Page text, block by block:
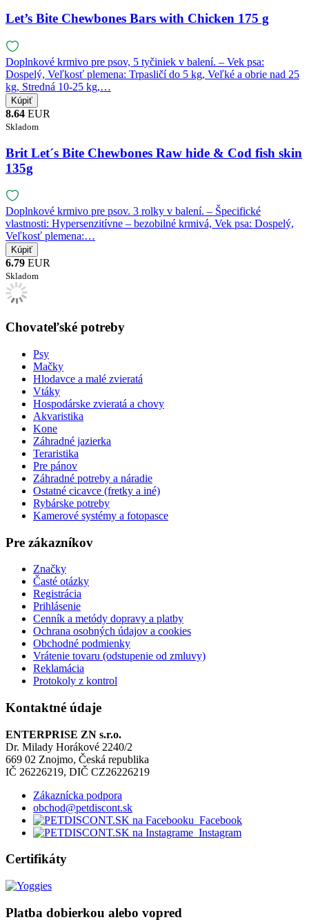
Let’s Bite Chewbones Bars with Chicken 175 g
Doplnkové krmivo pre psov, 5 tyčiniek v balení. – Vek psa:
Dospelý, Veľkosť plemena: Trpasličí do 5 kg, Veľké a obrie nad 25
kg, Stredná 10-25 kg,…
8.64 EUR
Skladom
Brit Let´s Bite Chewbones Raw hide & Cod fish skin
135g
Doplnkové krmivo pre psov. 3 rolky v balení. – Špecifické
vlastnosti: Hypersenzitívne – bezobilné krmivá, Vek psa: Dospelý,
Veľkosť plemena:…
6.79 EUR
Skladom
Chovateľské potreby
Psy
Mačky
Hlodavce a malé zvieratá
Vtáky
Hospodárske zvieratá a chovy
Akvaristika
Kone
Záhradné jazierka
Teraristika
Pre pánov
Záhradné potreby a náradie
Ostatné cicavce (fretky a iné)
Rybárske potreby
Kamerové systémy a fotopasce
Pre zákazníkov
Značky
Časté otázky
Registrácia
Prihlásenie
Cenník a metódy dopravy a platby
Ochrana osobných údajov a cookies
Obchodné podmienky
Vrátenie tovaru (odstupenie od zmluvy)
Reklamácia
Protokoly z kontrol
Kontaktné údaje
ENTERPRISE ZN s.r.o.
Dr. Milady Horákové 2240/2
669 02 Znojmo, Česká republika
IČ 26226219, DIČ CZ26226219
Zákaznícka podpora
obchod@petdiscont.sk
Facebook
Instagram
Certifikáty
Platba dobierkou alebo vopred